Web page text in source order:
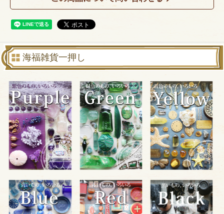
海福雑貨一押し